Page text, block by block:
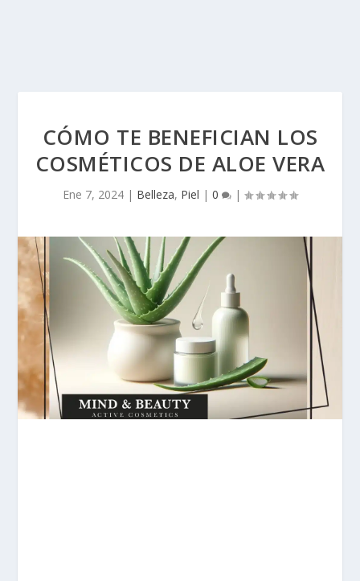
CÓMO TE BENEFICIAN LOS
COSMÉTICOS DE ALOE VERA
Ene 7, 2024 | Belleza, Piel | 0 |